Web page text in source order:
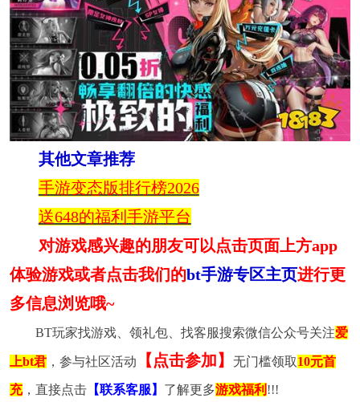
其他文章推荐
手游变态版排行榜2026
送648的福利手游平台
对游戏感兴趣的朋友可以点击页面上方app
体验游戏或者点击我们的bt手游专区主页进行更
多信息浏览哦~
BT玩家找游戏、领礼包、找客服搜索微信公众号关注爱
上bt君，参与社区活动 【点击参加】 无门槛领取10元首
充，直接点击【联系客服】 了解更多游戏福利 !!!